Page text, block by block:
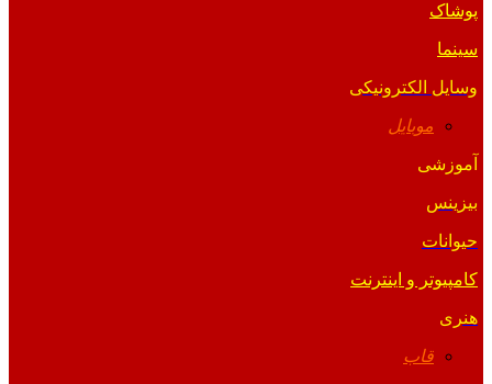
پوشاک
سینما
وسایل الکترونیکی
موبایل
آموزشی
بیزینس
حیوانات
کامپیوتر و اینترنت
هنری
قاب